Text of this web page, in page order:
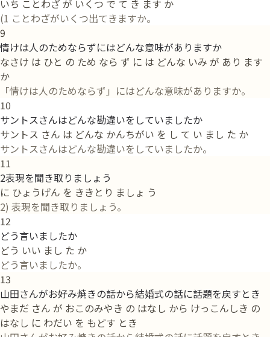
いち ことわざ が いくつ で て き ます か
(1 ことわざがいくつ出てきますか。
9
情けは人のためならずにはどんな意味がありますか
なさけ は ひと の ため なら ず に は どんな いみ が あり ます
か
「情けは人のためならず」にはどんな意味がありますか。
10
サントスさんはどんな勘違いをしていましたか
サントス さん は どんな かんちがい を し て い まし た か
サントスさんはどんな勘違いをしていましたか。
11
2表現を聞き取りましょう
に ひょうげん を ききとり ましょ う
2) 表現を聞き取りましょう。
12
どう言いましたか
どう いい まし た か
どう言いましたか。
13
山田さんがお好み焼きの話から結婚式の話に話題を戻すとき
やまだ さん が おこのみやき の はなし から けっこんしき の
はなし に わだい を もどす とき